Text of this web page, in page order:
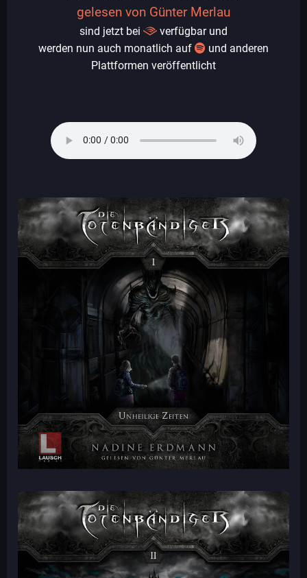
gelesen von Günter Merlau
sind jetzt bei
verfügbar und
werden nun auch monatlich auf
und anderen
Plattformen veröffentlicht